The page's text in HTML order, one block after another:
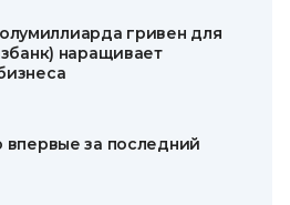
гривен для
наращивает
впервые за последний